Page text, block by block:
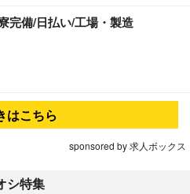
完備/日払い/工場・製造
はこちら
sponsored by 求人ボックス
シ特集